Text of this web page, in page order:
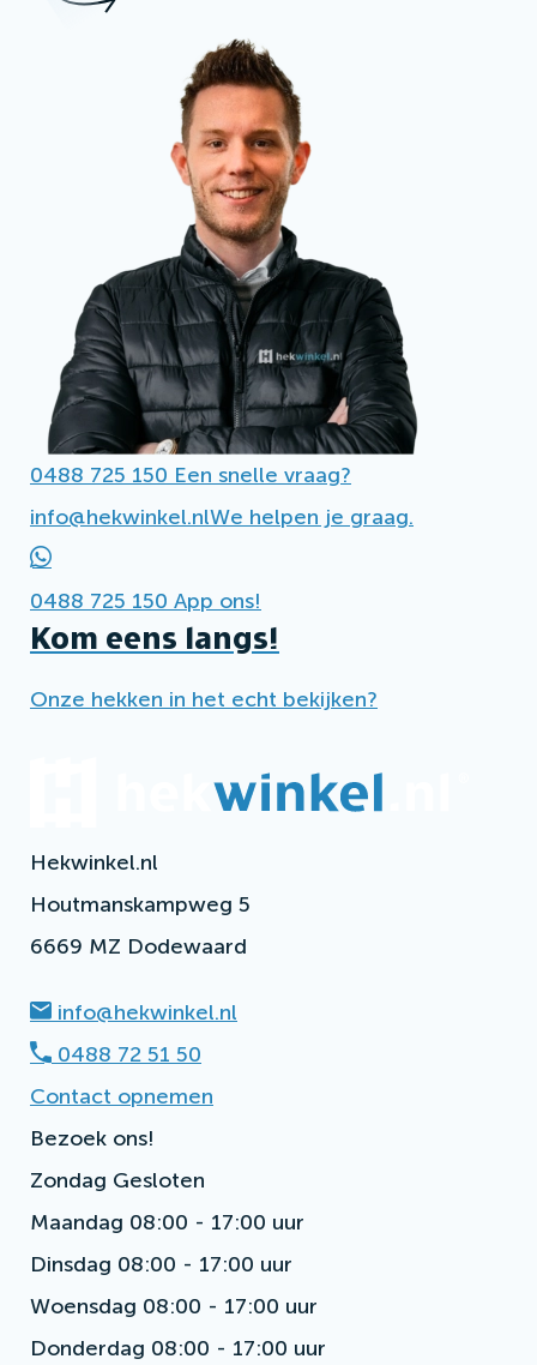
0488 725 150 Een snelle vraag?
info@hekwinkel.nlWe helpen je graag.
0488 725 150 App ons!
Kom eens langs!
Onze hekken in het echt bekijken?
Hekwinkel.nl
Houtmanskampweg 5
6669 MZ Dodewaard
info@hekwinkel.nl
0488 72 51 50
Contact opnemen
Bezoek ons!
Zondag Gesloten
Maandag 08:00 - 17:00 uur
Dinsdag 08:00 - 17:00 uur
Woensdag 08:00 - 17:00 uur
Donderdag 08:00 - 17:00 uur